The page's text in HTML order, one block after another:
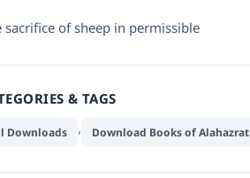
sacrifice of sheep in permissible
& TAGS
Downloads , Download Books of Alahazrat